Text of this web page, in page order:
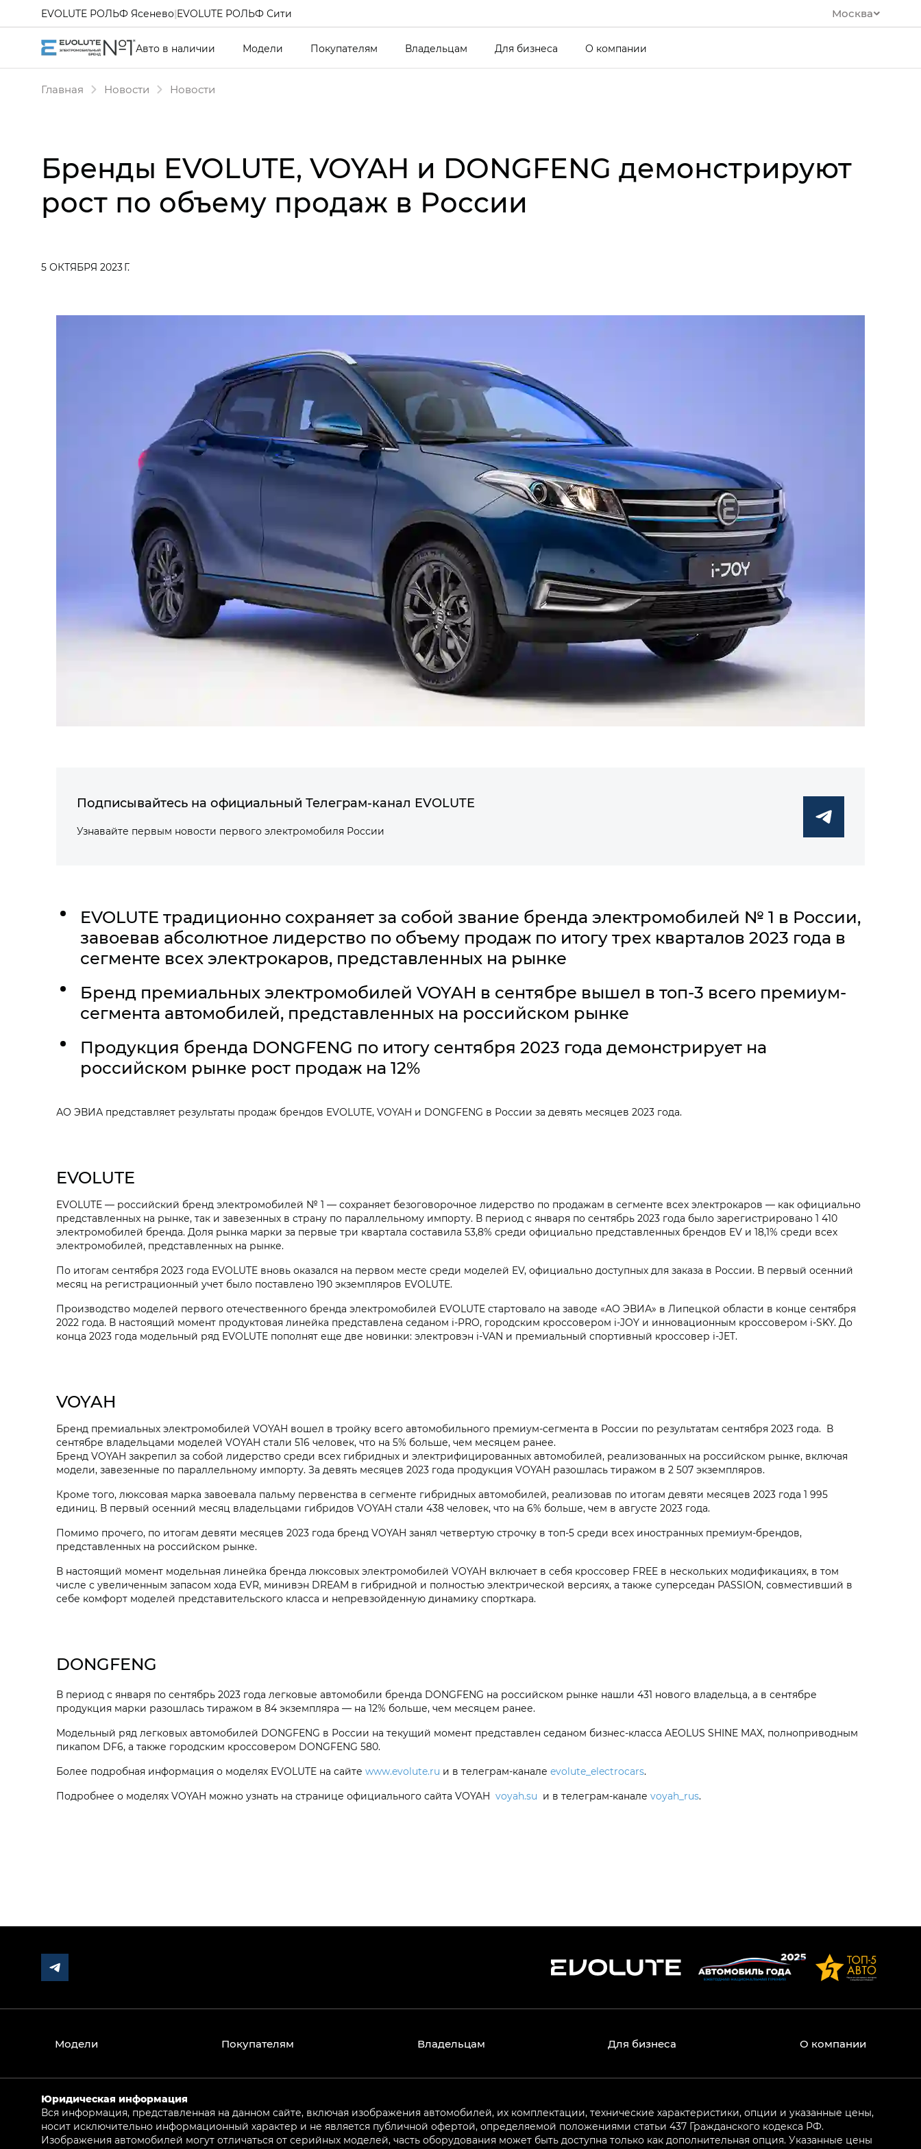
Москва
EVOLUTE РОЛЬФ Ясенево|EVOLUTE РОЛЬФ Сити
Авто в наличии Модели Покупателям Владельцам Для бизнеса О компании
Главная Новости Новости
Бренды EVOLUTE, VOYAH и DONGFENG демонстрируют
рост по объему продаж в России
5 ОКТЯБРЯ 2023 Г.
Подписывайтесь на официальный Телеграм-канал EVOLUTE
Узнавайте первым новости первого электромобиля России
EVOLUTE традиционно сохраняет за собой звание бренда электромобилей № 1 в России,
завоевав абсолютное лидерство по объему продаж по итогу трех кварталов 2023 года в
сегменте всех электрокаров, представленных на рынке
Бренд премиальных электромобилей VOYAH в сентябре вышел в топ-3 всего премиум-
сегмента автомобилей, представленных на российском рынке
Продукция бренда DONGFENG по итогу сентября 2023 года демонстрирует на
российском рынке рост продаж на 12%
АО ЭВИА представляет результаты продаж брендов EVOLUTE, VOYAH и DONGFENG в России за девять месяцев 2023 года.
EVOLUTE
EVOLUTE — российский бренд электромобилей № 1 — сохраняет безоговорочное лидерство по продажам в сегменте всех электрокаров — как официально
представленных на рынке, так и завезенных в страну по параллельному импорту. В период с января по сентябрь 2023 года было зарегистрировано 1 410
электромобилей бренда. Доля рынка марки за первые три квартала составила 53,8% среди официально представленных брендов EV и 18,1% среди всех
электромобилей, представленных на рынке.
По итогам сентября 2023 года EVOLUTE вновь оказался на первом месте среди моделей EV, официально доступных для заказа в России. В первый осенний
месяц на регистрационный учет было поставлено 190 экземпляров EVOLUTE.
Производство моделей первого отечественного бренда электромобилей EVOLUTE стартовало на заводе «АО ЭВИА» в Липецкой области в конце сентября
2022 года. В настоящий момент продуктовая линейка представлена седаном i‑PRO, городским кроссовером i‑JOY и инновационным кроссовером i‑SKY. До
конца 2023 года модельный ряд EVOLUTE пополнят еще две новинки: электровэн i‑VAN и премиальный спортивный кроссовер i‑JET.
VOYAH
Бренд премиальных электромобилей VOYAH вошел в тройку всего автомобильного премиум-сегмента в России по результатам сентября 2023 года. В
сентябре владельцами моделей VOYAH стали 516 человек, что на 5% больше, чем месяцем ранее.
Бренд VOYAH закрепил за собой лидерство среди всех гибридных и электрифицированных автомобилей, реализованных на российском рынке, включая
модели, завезенные по параллельному импорту. За девять месяцев 2023 года продукция VOYAH разошлась тиражом в 2 507 экземпляров.
Кроме того, люксовая марка завоевала пальму первенства в сегменте гибридных автомобилей, реализовав по итогам девяти месяцев 2023 года 1 995
единиц. В первый осенний месяц владельцами гибридов VOYAH стали 438 человек, что на 6% больше, чем в августе 2023 года.
Помимо прочего, по итогам девяти месяцев 2023 года бренд VOYAH занял четвертую строчку в топ-5 среди всех иностранных премиум-брендов,
представленных на российском рынке.
В настоящий момент модельная линейка бренда люксовых электромобилей VOYAH включает в себя кроссовер FREE в нескольких модификациях, в том
числе с увеличенным запасом хода EVR, минивэн DREAM в гибридной и полностью электрической версиях, а также суперседан PASSION, совместивший в
себе комфорт моделей представительского класса и непревзойденную динамику спорткара.
DONGFENG
В период с января по сентябрь 2023 года легковые автомобили бренда DONGFENG на российском рынке нашли 431 нового владельца, а в сентябре
продукция марки разошлась тиражом в 84 экземпляра — на 12% больше, чем месяцем ранее.
Модельный ряд легковых автомобилей DONGFENG в России на текущий момент представлен седаном бизнес-класса AEOLUS SHINE MAX, полноприводным
пикапом DF6, а также городским кроссовером DONGFENG 580.
Более подробная информация о моделях EVOLUTE на сайте www.evolute.ru и в телеграм-канале evolute_electrocars.
Подробнее о моделях VOYAH можно узнать на странице официального сайта VOYAH voyah.su и в телеграм-канале voyah_rus.
Модели Покупателям Владельцам Для бизнеса О компании
Юридическая информация
Вся информация, представленная на данном сайте, включая изображения автомобилей, их комплектации, технические характеристики, опции и указанные цены,
носит исключительно информационный характер и не является публичной офертой, определяемой положениями статьи 437 Гражданского кодекса РФ.
Изображения автомобилей могут отличаться от серийных моделей, часть оборудования может быть доступна только как дополнительная опция. Указанные цены